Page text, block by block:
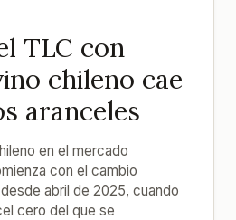
TLC con
chileno cae
aranceles
en el mercado
con el cambio
abril de 2025, cuando
cero del que se